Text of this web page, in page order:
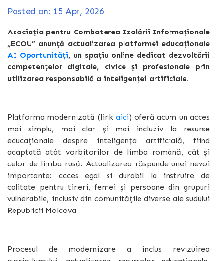
Posted on: 15 Apr, 2026
Asociația pentru Combaterea Izolării Informaționale
„ECOU” anunță actualizarea platformei educaționale
AI Oportunități, un spațiu online dedicat dezvoltării
competențelor digitale, civice și profesionale prin
utilizarea responsabilă a inteligenței artificiale.
Platforma modernizată (linkaici) oferă acum un acces
mai simplu, mai clar și mai incluziv la resurse
educaționale despre inteligența artificială, fiind
adaptată atât vorbitorilor de limba română, cât și
celor de limba rusă. Actualizarea răspunde unei nevoi
importante: acces egal și durabil la instruire de
calitate pentru tineri, femei și persoane din grupuri
vulnerabile, inclusiv din comunitățile diverse ale sudului
Republicii Moldova.
Procesul de modernizare a inclus revizuirea